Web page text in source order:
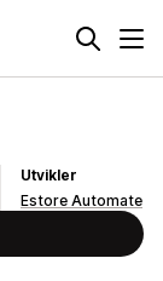
Utvikler
Estore Automate